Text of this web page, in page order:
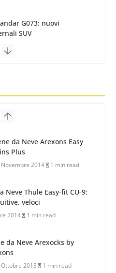
Invernali SUV 2022
2022
2022 6 min read
A
2015
Neve Thule Easy-fit CU-9:
veloci
2014 1 min read
da Neve Arexocks by
2013 1 min read
da Neve per Auto 2025:
e Migliori
Omologati per l’Italia